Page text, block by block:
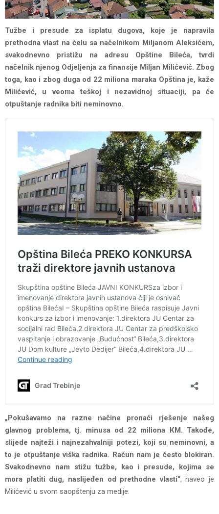
Tužbe i presude za isplatu dugova, koje je napravila
prethodna vlast na čelu sa načelnikom Miljanom Aleksićem,
svakodnevno pristižu na adresu Opštine Bileća, tvrdi
načelnik njenog Odjeljenja za finansije Miljan Milićević. Zbog
toga, kao i zbog duga od 22 miliona maraka Opština je, kaže
Milićević, u veoma teškoj i nezavidnoj situaciji, pa će
otpuštanje radnika biti neminovno.
„Pokušavamo na razne načine pronaći rješenje našeg
glavnog problema, tj. minusa od 22 miliona КM. Takođe,
slijede najteži i najnezahvalniji potezi, koji su neminovni, a
to je otpuštanje viška radnika. Račun nam je često blokiran.
Svakodnevno nam stižu tužbe, kao i presude, kojima se
mora platiti dug, naslijeđen od prethodne vlasti“, naveo je
Milićević u svom saopštenju za medije.